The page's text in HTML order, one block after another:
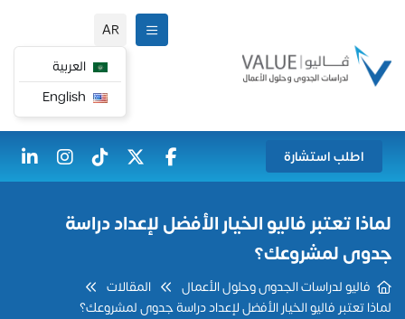
AR
العربية
اطلب استشارة
لماذا تعتبر فاليو الخيار الأفضل لإعداد دراسة
جدوى لمشروعك؟
فاليو لدراسات الجدوى وحلول الأعمال
المقالات
لماذا تعتبر فاليو الخيار الأفضل لإعداد دراسة جدوى لمشروعك؟